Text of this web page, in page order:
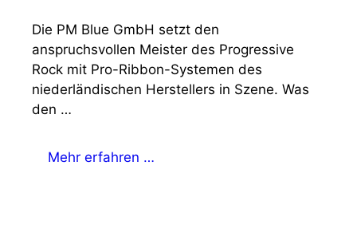
Die PM Blue GmbH setzt den
anspruchsvollen Meister des Progressive
Rock mit Pro-Ribbon-Systemen des
niederländischen Herstellers in Szene. Was
den …
Mehr erfahren …